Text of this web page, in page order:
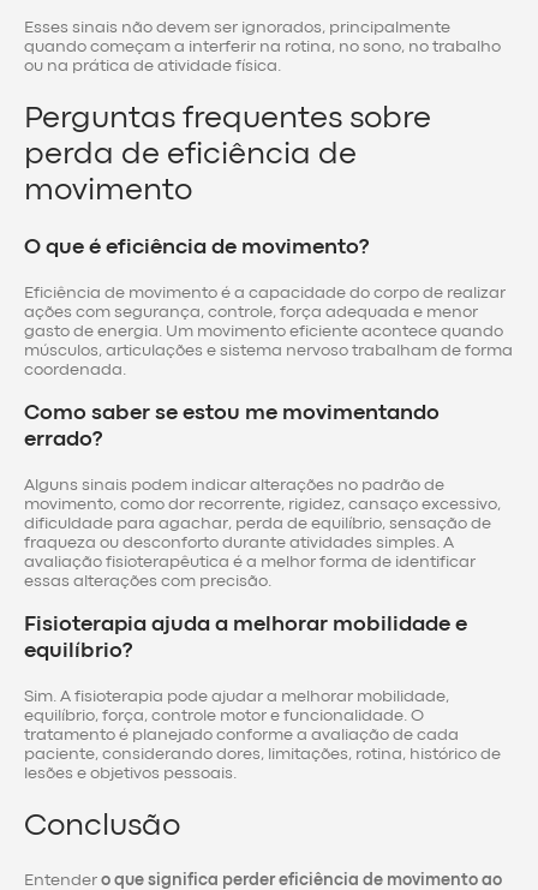
Esses sinais não devem ser ignorados, principalmente
quando começam a interferir na rotina, no sono, no trabalho
ou na prática de atividade física.
Perguntas frequentes sobre
perda de eficiência de
movimento
O que é eficiência de movimento?
Eficiência de movimento é a capacidade do corpo de realizar
ações com segurança, controle, força adequada e menor
gasto de energia. Um movimento eficiente acontece quando
músculos, articulações e sistema nervoso trabalham de forma
coordenada.
Como saber se estou me movimentando
errado?
Alguns sinais podem indicar alterações no padrão de
movimento, como dor recorrente, rigidez, cansaço excessivo,
dificuldade para agachar, perda de equilíbrio, sensação de
fraqueza ou desconforto durante atividades simples. A
avaliação fisioterapêutica é a melhor forma de identificar
essas alterações com precisão.
Fisioterapia ajuda a melhorar mobilidade e
equilíbrio?
Sim. A fisioterapia pode ajudar a melhorar mobilidade,
equilíbrio, força, controle motor e funcionalidade. O
tratamento é planejado conforme a avaliação de cada
paciente, considerando dores, limitações, rotina, histórico de
lesões e objetivos pessoais.
Conclusão
Entender o que significa perder eficiência de movimento ao